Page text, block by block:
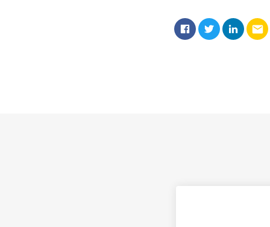
email